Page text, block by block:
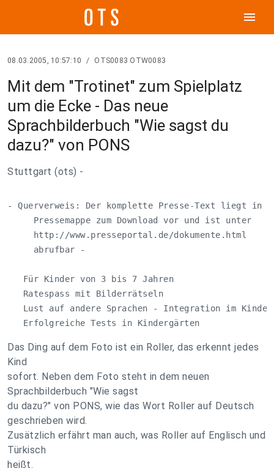
menu
08.03.2005, 10:57:10 / OTS0083 OTW0083
Mit dem "Trotinet" zum Spielplatz
um die Ecke - Das neue
Sprachbilderbuch "Wie sagst du
dazu?" von PONS
Stuttgart (ots) -
- Querverweis: Der komplette Presse-Text liegt in
     Pressemappe zum Download vor und ist unter
     http://www.presseportal.de/dokumente.html
     abrufbar -
   Für Kinder von 3 bis 7 Jahren
   Ratespass mit Bilderrätseln
Lust auf andere Sprachen - Integration im
   Erfolgreiche Tests in Kindergärten
Das Ding auf dem Foto ist ein Roller, das erkennt jedes
Kind
sofort. Neben dem Foto steht in dem neuen
Sprachbilderbuch "Wie sagst
du dazu?" von PONS, wie das Wort Roller auf Deutsch
geschrieben wird.
Zusätzlich erfährt man auch, was Roller auf Englisch und
Türkisch
heißt.